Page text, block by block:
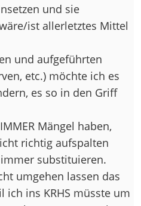
und sie
ist allerletztes Mittel
und aufgeführten
etc.) möchte ich es
es so in den Griff
Mängel haben,
richtig aufspalten
substituieren.
umgehen lassen das
ich ins KRHS müsste um